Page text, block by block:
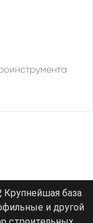
база
и другой